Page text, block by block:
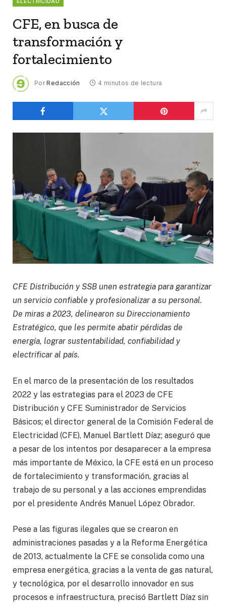
CFE, en busca de
transformación y
fortalecimiento
Por Redacción 4 minutos de lectura
CFE Distribución y SSB unen estrategia para garantizar
un servicio confiable y profesionalizar a su personal.
De miras a 2023, delinearon su Direccionamiento
Estratégico, que les permite abatir pérdidas de
energía, lograr sustentabilidad, confiabilidad y
electrificar al país.
En el marco de la presentación de los resultados
2022 y las estrategias para el 2023 de CFE
Distribución y CFE Suministrador de Servicios
Básicos; el director general de la Comisión Federal de
Electricidad (CFE), Manuel Bartlett Díaz; aseguró que
a pesar de los intentos por desaparecer a la empresa
más importante de México, la CFE está en un proceso
de fortalecimiento y transformación, gracias al
trabajo de su personal y a las acciones emprendidas
por el presidente Andrés Manuel López Obrador.
Pese a las figuras ilegales que se crearon en
administraciones pasadas y a la Reforma Energética
de 2013, actualmente la CFE se consolida como una
empresa energética, gracias a la venta de gas natural,
y tecnológica, por el desarrollo innovador en sus
procesos e infraestructura, precisó Bartlett Díaz sin